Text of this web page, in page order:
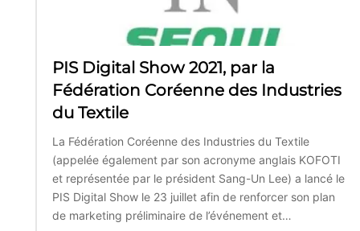
PIS Digital Show 2021, par la
Fédération Coréenne des Industries
du Textile
La Fédération Coréenne des Industries du Textile
(appelée également par son acronyme anglais KOFOTI
et représentée par le président Sang-Un Lee) a lancé le
PIS Digital Show le 23 juillet afin de renforcer son plan
de marketing préliminaire de l’événement et…